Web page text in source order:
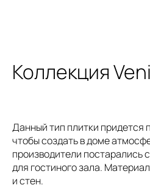
Коллекция
Данный тип плитки придется
чтобы создать в доме
производители постарались
для гостиного зала.
и стен.